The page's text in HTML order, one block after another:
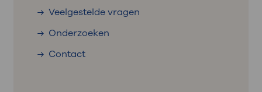
Veelgestelde vragen
Onderzoeken
Contact